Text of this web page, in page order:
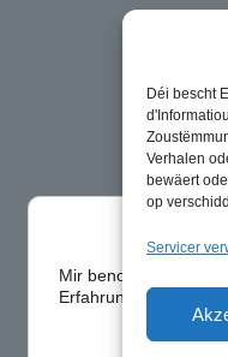
Déi bescht
Verhalen
bewäert
op
Servicer
Mir benotze Cookien
Erfahrung op eiser